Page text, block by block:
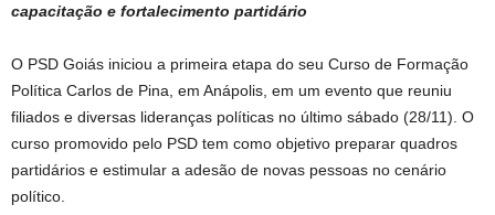
capacitação e fortalecimento partidário
O PSD Goiás iniciou a primeira etapa do seu Curso de Formação
Política Carlos de Pina, em Anápolis, em um evento que reuniu
filiados e diversas lideranças políticas no último sábado (28/11). O
curso promovido pelo PSD tem como objetivo preparar quadros
partidários e estimular a adesão de novas pessoas no cenário
político.